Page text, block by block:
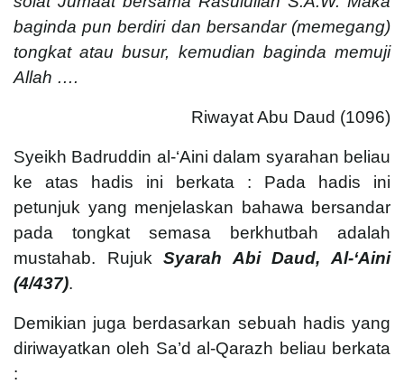
baginda pun berdiri dan bersandar (memegang)
tongkat atau busur, kemudian baginda memuji
Allah ….
Riwayat Abu Daud (1096)
Syeikh Badruddin al-‘Aini dalam syarahan beliau
ke atas hadis ini berkata : Pada hadis ini
petunjuk yang menjelaskan bahawa bersandar
pada tongkat semasa berkhutbah adalah
mustahab. RujukSyarah Abi Daud, Al-‘Aini
(4/437).
Demikian juga berdasarkan sebuah hadis yang
diriwayatkan oleh Sa’d al-Qarazh beliau berkata
: